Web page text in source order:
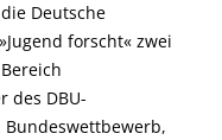
Deutsche
forscht« zwei
des DBU-